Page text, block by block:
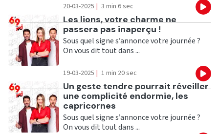
20-03-2025 | 3 min 6 sec
Ecouter
Les lions, votre charme ne
passera pas inaperçu !
Sous quel signe s’annonce votre journée ?
On vous dit tout dans ...
19-03-2025 | 1 min 20 sec
Ecouter
Un geste tendre pourrait réveiller
une complicité endormie, les
capricornes
Sous quel signe s’annonce votre journée ?
On vous dit tout dans ...